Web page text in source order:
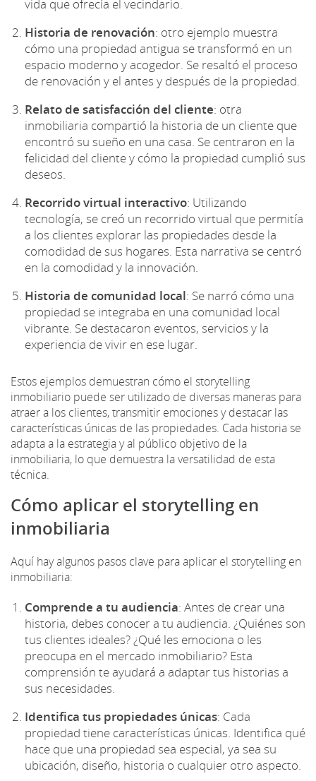
vida que ofrecía el vecindario.
Historia de renovación: otro ejemplo muestra
cómo una propiedad antigua se transformó en un
espacio moderno y acogedor. Se resaltó el proceso
de renovación y el antes y después de la propiedad.
Relato de satisfacción del cliente: otra
inmobiliaria compartió la historia de un cliente que
encontró su sueño en una casa. Se centraron en la
felicidad del cliente y cómo la propiedad cumplió sus
deseos.
Recorrido virtual interactivo: Utilizando
tecnología, se creó un recorrido virtual que permitía
a los clientes explorar las propiedades desde la
comodidad de sus hogares. Esta narrativa se centró
en la comodidad y la innovación.
Historia de comunidad local: Se narró cómo una
propiedad se integraba en una comunidad local
vibrante. Se destacaron eventos, servicios y la
experiencia de vivir en ese lugar.
Estos ejemplos demuestran cómo el storytelling
inmobiliario puede ser utilizado de diversas maneras para
atraer a los clientes, transmitir emociones y destacar las
características únicas de las propiedades. Cada historia se
adapta a la estrategia y al público objetivo de la
inmobiliaria, lo que demuestra la versatilidad de esta
técnica.
Cómo aplicar el storytelling en
inmobiliaria
Aquí hay algunos pasos clave para aplicar el storytelling en
inmobiliaria:
Comprende a tu audiencia: Antes de crear una
historia, debes conocer a tu audiencia. ¿Quiénes son
tus clientes ideales? ¿Qué les emociona o les
preocupa en el mercado inmobiliario? Esta
comprensión te ayudará a adaptar tus historias a
sus necesidades.
Identifica tus propiedades únicas: Cada
propiedad tiene características únicas. Identifica qué
hace que una propiedad sea especial, ya sea su
ubicación, diseño, historia o cualquier otro aspecto.